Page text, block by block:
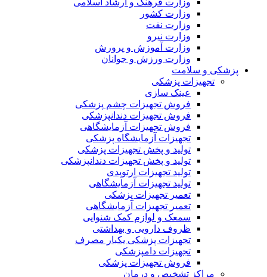
وزارت فرهنگ و ارشاد اسلامی
وزارت کشور
وزارت نفت
وزارت نیرو
وزارت آموزش و پرورش
وزارت ورزش و جوانان
پزشکی و سلامت
تجهیزات پزشکی
عینک سازی
فروش تجهیزات چشم پزشکی
فروش تجهیزات دندانپزشکی
فروش تجهیزات آزمایشگاهی
تجهیزات آزمایشگاه پزشکی
تولید و پخش تجهیزات پزشکی
تولید و پخش تجهیزات دندانپزشکی
تولید تجهیزات ارتوپدی
تولید تجهیزات آزمایشگاهی
تعمیر تجهیزات پزشکی
تعمیر تجهیزات آزمایشگاهی
سمعک و لوازم کمک شنوایی
ظروف دارویی و بهداشتی
تجهیزات پزشکی یکبار مصرف
تجهیزات دامپزشکی
فروش تجهیزات پزشکی
مراکز تشخیص و درمان